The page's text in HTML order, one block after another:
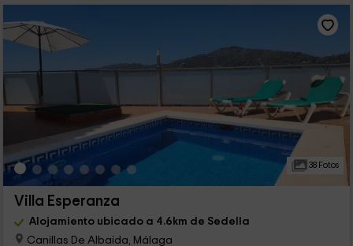
38 Fotos
Villa Esperanza
Alojamiento ubicado a 4.6km de Sedella
Canillas De Albaida, Málaga